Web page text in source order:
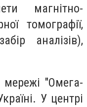
магнітно-
томографії,
аналізів),
"Омега-
У центрі